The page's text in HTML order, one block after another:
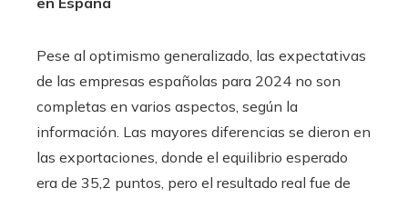
Pese al optimismo generalizado, las expectativas
de las empresas españolas para 2024 no son
completas en varios aspectos, según la
información. Las mayores diferencias se dieron en
las exportaciones, donde el equilibrio esperado
era de 35,2 puntos, pero el resultado real fue de